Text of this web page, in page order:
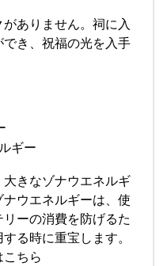
ありません。祠に入
き、祝福の光を入手
ギー
きなゾナウエネルギ
ウエネルギーは、使
ーの消費を防げるた
る時に重宝します。
ちら